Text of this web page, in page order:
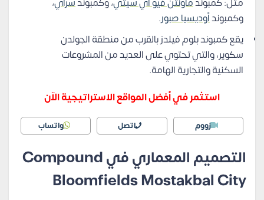
وكمبوندأوديسيا صبور.
يقع كمبوند بلوم فيلدز بالقرب من منطقة الجولدن
سكوير، والتي تحتوي على العديد من المشروعات
السكنية والتجارية الهامة.
استثمر في أفضل المواقع الاستراتيجية الآن
زووم اتصل واتساب
التصميم المعماري في Compound
Bloomfields Mostakbal City